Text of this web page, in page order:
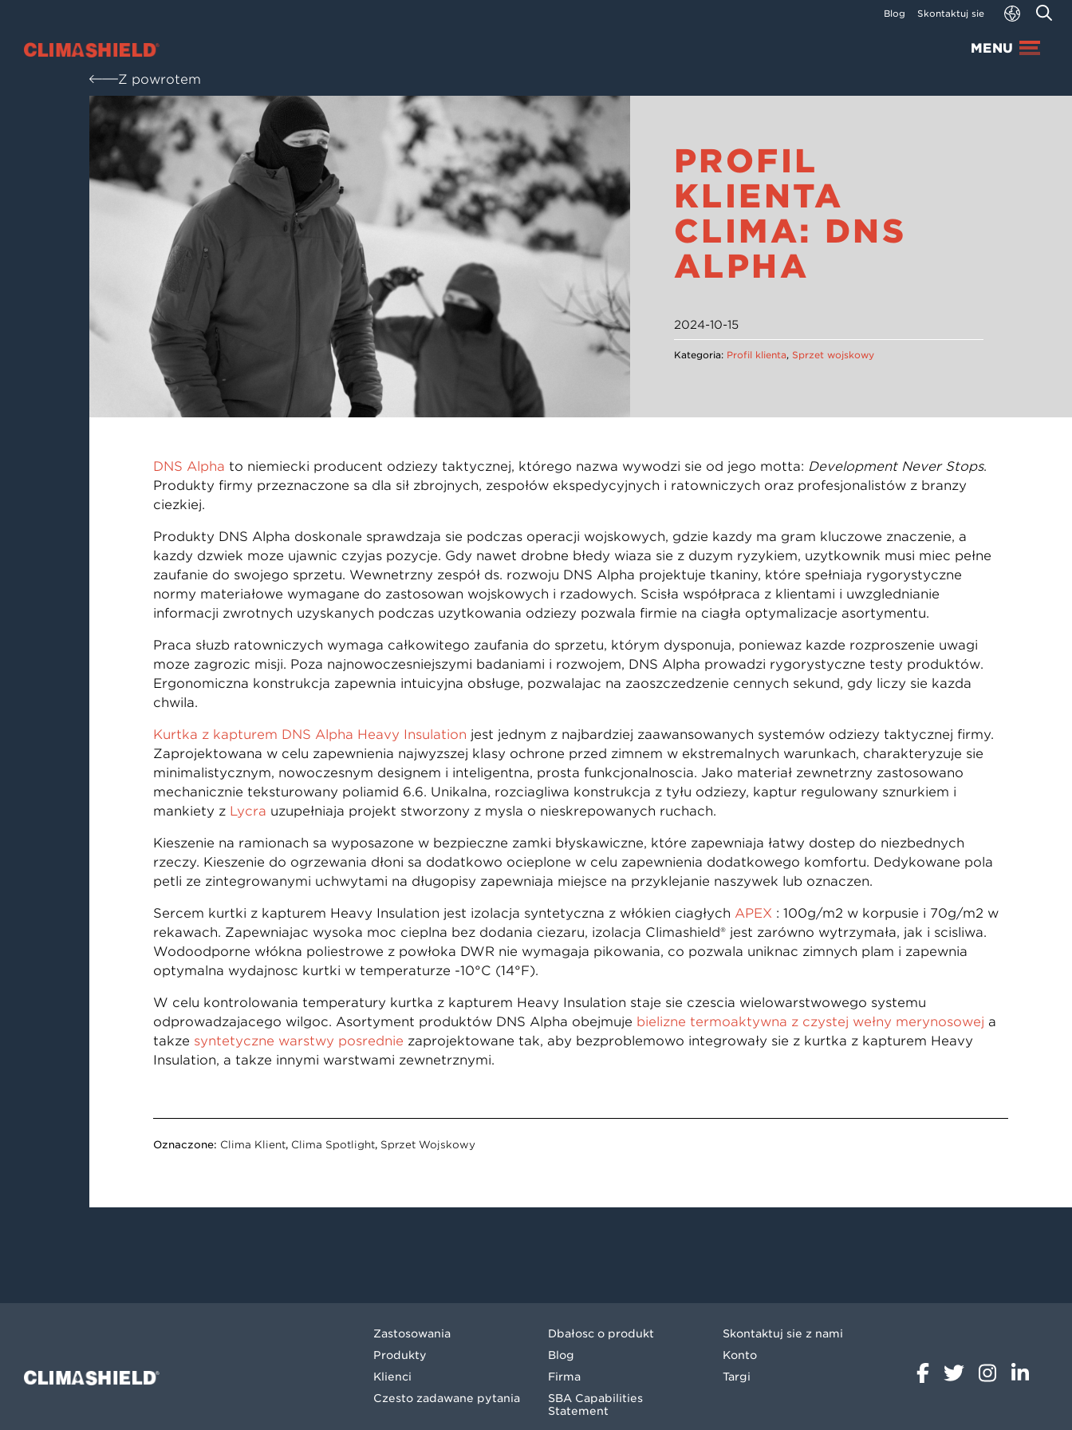
Blog Skontaktuj się
Climashield® MENU
Z powrotem
PROFIL
KLIENTA
CLIMA: DNS
ALPHA
2024-10-15
Kategoria: Profil klienta, Sprzęt wojskowy
DNS Alpha to niemiecki producent odzieży taktycznej, którego nazwa wywodzi się od jego motta: Development Never Stops.
Produkty firmy przeznaczone są dla sił zbrojnych, zespołów ekspedycyjnych i ratowniczych oraz profesjonalistów z branży
ciężkiej.
Produkty DNS Alpha doskonale sprawdzają się podczas operacji wojskowych, gdzie każdy ma gram kluczowe znaczenie, a
każdy dźwięk może ujawnić czyjąś pozycję. Gdy nawet drobne błędy wiążą się z dużym ryzykiem, użytkownik musi mieć pełne
zaufanie do swojego sprzętu. Wewnętrzny zespół ds. rozwoju DNS Alpha projektuje tkaniny, które spełniają rygorystyczne
normy materiałowe wymagane do zastosowań wojskowych i rządowych. Ścisła współpraca z klientami i uwzględnianie
informacji zwrotnych uzyskanych podczas użytkowania odzieży pozwala firmie na ciągłą optymalizację asortymentu.
Praca służb ratowniczych wymaga całkowitego zaufania do sprzętu, którym dysponują, ponieważ każde rozproszenie uwagi
może zagrozić misji. Poza najnowocześniejszymi badaniami i rozwojem, DNS Alpha prowadzi rygorystyczne testy produktów.
Ergonomiczna konstrukcja zapewnia intuicyjną obsługę, pozwalając na zaoszczędzenie cennych sekund, gdy liczy się każda
chwila.
Kurtka z kapturem DNS Alpha Heavy Insulation jest jednym z najbardziej zaawansowanych systemów odzieży taktycznej firmy.
Zaprojektowana w celu zapewnienia najwyższej klasy ochronę przed zimnem w ekstremalnych warunkach, charakteryzuje się
minimalistycznym, nowoczesnym designem i inteligentną, prostą funkcjonalnością. Jako materiał zewnętrzny zastosowano
mechanicznie teksturowany poliamid 6.6. Unikalna, rozciągliwa konstrukcja z tyłu odzieży, kaptur regulowany sznurkiem i
mankiety z Lycra uzupełniają projekt stworzony z myślą o nieskrępowanych ruchach.
Kieszenie na ramionach są wyposażone w bezpieczne zamki błyskawiczne, które zapewniają łatwy dostęp do niezbędnych
rzeczy. Kieszenie do ogrzewania dłoni są dodatkowo ocieplone w celu zapewnienia dodatkowego komfortu. Dedykowane pola
pętli ze zintegrowanymi uchwytami na długopisy zapewniają miejsce na przyklejanie naszywek lub oznaczeń.
Sercem kurtki z kapturem Heavy Insulation jest izolacja syntetyczna z włókien ciągłych APEX : 100g/m2 w korpusie i 70g/m2 w
rękawach. Zapewniając wysoką moc cieplną bez dodania ciężaru, izolacja Climashield® jest zarówno wytrzymała, jak i ściśliwa.
Wodoodporne włókna poliestrowe z powłoką DWR nie wymagają pikowania, co pozwala uniknąć zimnych plam i zapewnia
optymalną wydajność kurtki w temperaturze -10°C (14°F).
W celu kontrolowania temperatury kurtka z kapturem Heavy Insulation staje się częścią wielowarstwowego systemu
odprowadzającego wilgoć. Asortyment produktów DNS Alpha obejmuje bieliznę termoaktywną z czystej wełny merynosowej a
także syntetyczne warstwy pośrednie zaprojektowane tak, aby bezproblemowo integrowały się z kurtką z kapturem Heavy
Insulation, a także innymi warstwami zewnętrznymi.
Oznaczone: Clima Klient, Clima Spotlight, Sprzęt Wojskowy
Climashield®
Zastosowania
Produkty
Klienci
Często zadawane pytania
Dbałość o produkt
Blog
Firma
SBA Capabilities
Statement
Skontaktuj się z nami
Konto
Targi